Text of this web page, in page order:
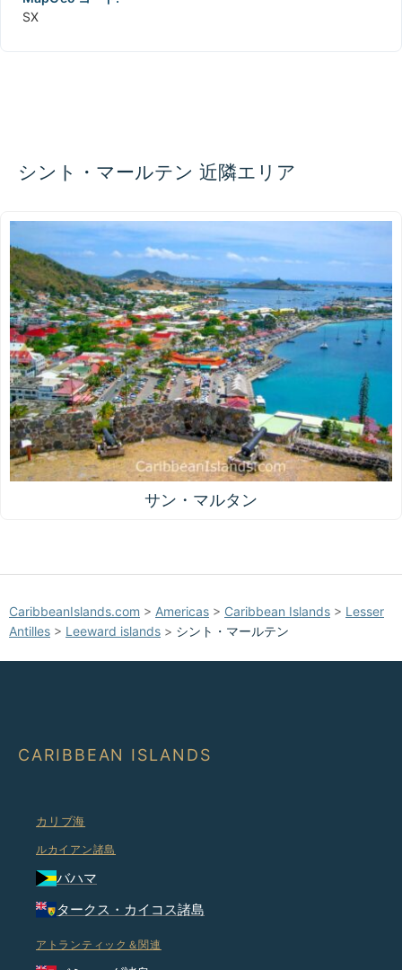
SX
シント・マールテン 近隣エリア
サン・マルタン
CaribbeanIslands.com > Americas > Caribbean Islands > Lesser
Antilles > Leeward islands > シント・マールテン
CARIBBEAN ISLANDS
カリブ海
ルカイアン諸島
バハマ
タークス・カイコス諸島
アトランティック＆関連